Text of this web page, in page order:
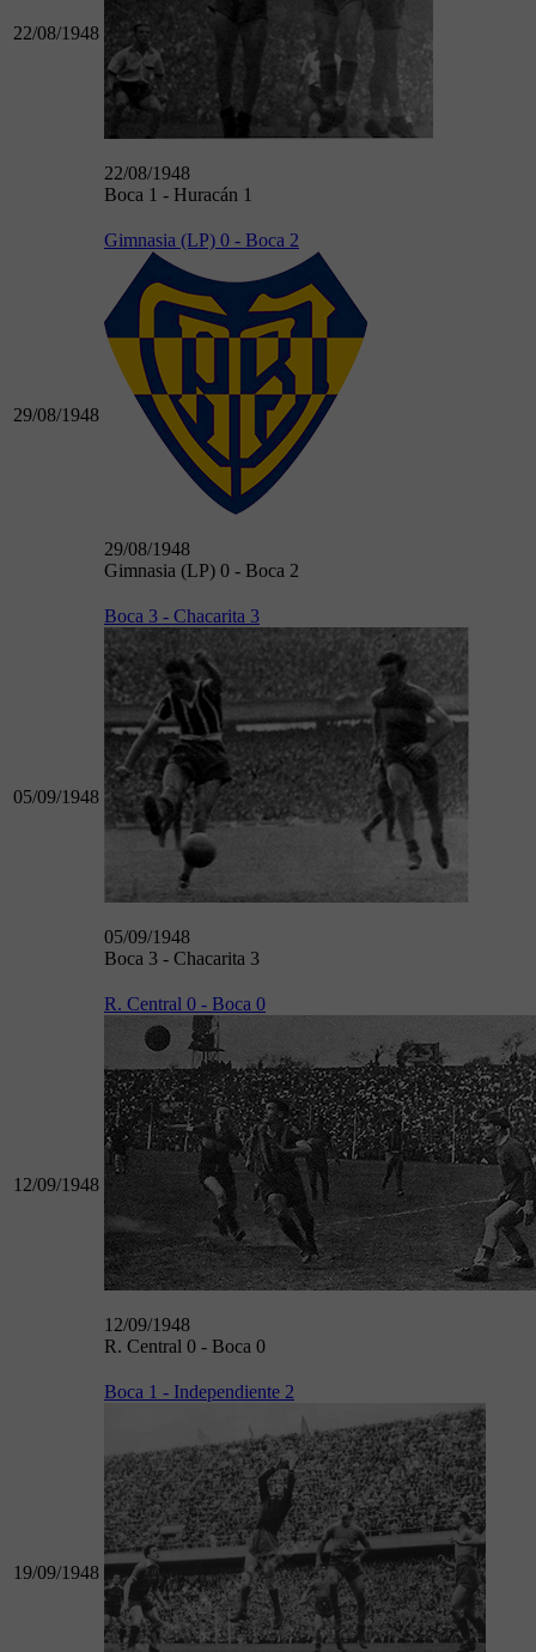
22/08/1948
22/08/1948
Boca 1 - Huracán 1
29/08/1948
Gimnasia (LP) 0 - Boca 2
29/08/1948
Gimnasia (LP) 0 - Boca 2
05/09/1948
Boca 3 - Chacarita 3
05/09/1948
Boca 3 - Chacarita 3
12/09/1948
R. Central 0 - Boca 0
12/09/1948
R. Central 0 - Boca 0
19/09/1948
Boca 1 - Independiente 2